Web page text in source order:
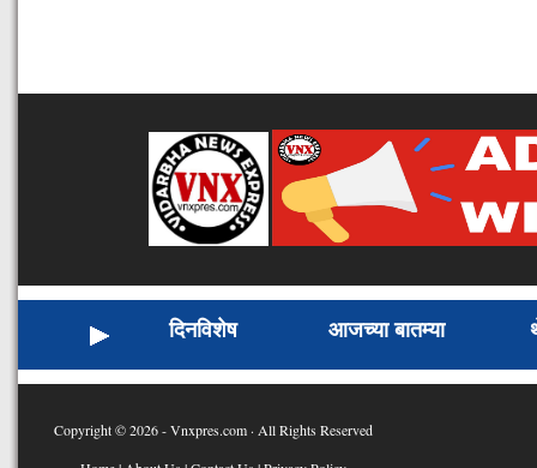
दिनविशेष आजच्या बातम्या
Copyright © 2026 - Vnxpres.com · All Rights Reserved